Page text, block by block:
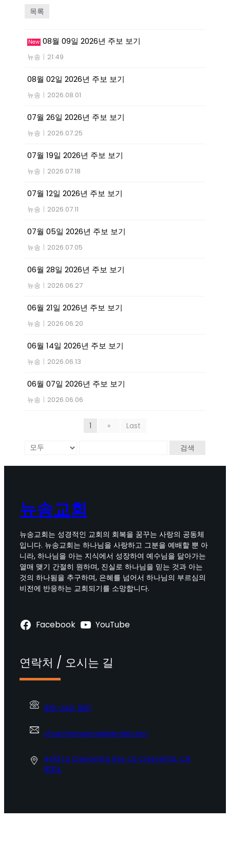
목록
New 08월 09일 2026년 주보 보기
뉴송 | 21:49
08월 02일 2026년 주보 보기
뉴송 | 2026.08.01
07월 26일 2026년 주보 보기
뉴송 | 2026.07.25
07월 19일 2026년 주보 보기
뉴송 | 2026.07.18
07월 12일 2026년 주보 보기
뉴송 | 2026.07.11
07월 05일 2026년 주보 보기
뉴송 | 2026.07.05
06월 28일 2026년 주보 보기
뉴송 | 2026.06.27
06월 21일 2026년 주보 보기
뉴송 | 2026.06.20
06월 14일 2026년 주보 보기
뉴송 | 2026.06.13
06월 07일 2026년 주보 보기
뉴송 | 2026.06.06
1 » Last
검색
뉴송교회
뉴송교회는 성경적인 교회의 회복을 꿈꾸는 사랑의 공동체
입니다. 뉴송교회는 하나님을 사랑하고 그분을 예배할 뿐 아
니라, 하나님을 아는 지식에서 성장하여 예수님을 닮아가는
열매 맺기 간절히 원하며, 진실로 하나님을 믿는 것과 아는
것의 하나됨을 추구하며, 은혜를 넘어서 하나님의 부르심의
비전에 반응하는 교회되기를 소망합니다.
Facebook YouTube
연락처 / 오시는 길
818-248-9191
churchnewsong@gmail.com
4413 La Crescenta Ave. La Crescenta, CA
91214